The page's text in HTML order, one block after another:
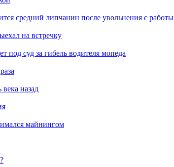
средний липчанин после увольнения с работы
на встречку
суд за гибель водителя мопеда
назад
майнингом